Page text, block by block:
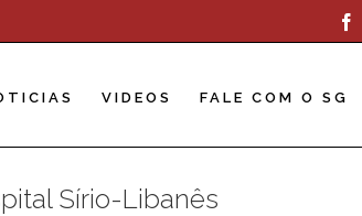
VIDEOS FALE COM O SG
Sírio-Libanês